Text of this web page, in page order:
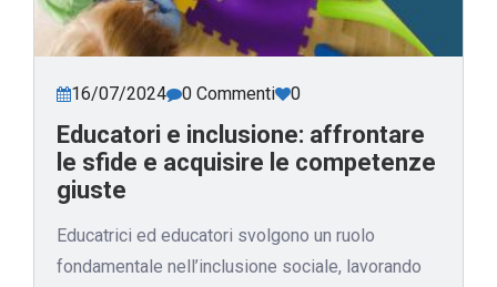
16/07/2024 0 Commenti 0
Educatori e inclusione: affrontare
le sfide e acquisire le competenze
giuste
Educatrici ed educatori svolgono un ruolo
fondamentale nell’inclusione sociale, lavorando